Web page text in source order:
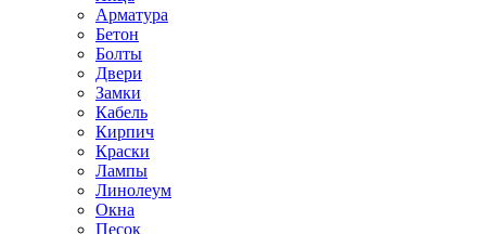
Арматура
Бетон
Болты
Двери
Замки
Кабель
Кирпич
Краски
Лампы
Линолеум
Окна
Песок